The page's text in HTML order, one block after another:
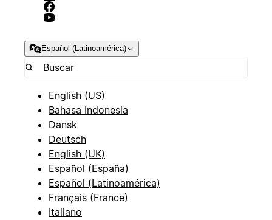
Español (Latinoamérica)
English (US)
Bahasa Indonesia
Dansk
Deutsch
English (UK)
Español (España)
Español (Latinoamérica)
Français (France)
Italiano